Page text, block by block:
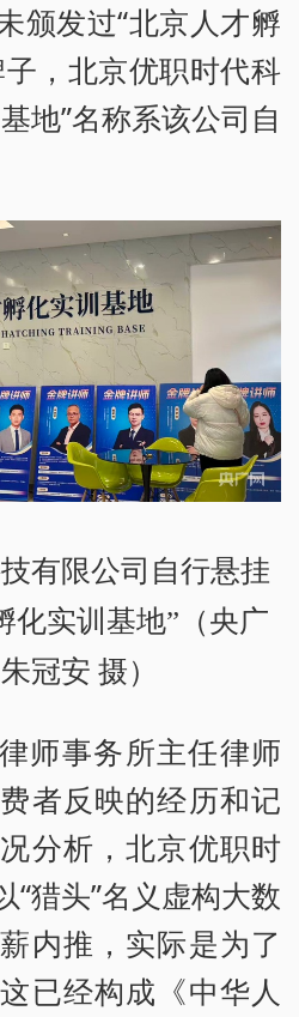
颁发过“北京人才孵
，北京优职时代科
地”名称系该公司自
有限公司自行悬挂
化实训基地”（央广
冠安 摄）
师事务所主任律师
者反映的经历和记
分析，北京优职时
“猎头”名义虚构大数
内推，实际是为了
已经构成《中华人